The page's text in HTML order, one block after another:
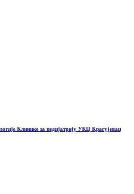
Клинике за педијатрију УКЦ Крагујевац